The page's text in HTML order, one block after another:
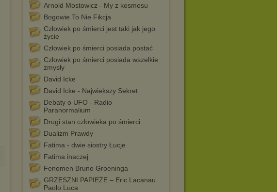
Arnold Mostowicz - My z kosmosu
Bogowie To Nie Fikcja
Człowiek po śmierci jest taki jak jego
życie
Człowiek po śmierci posiada postać
Człowiek po śmierci posiada wszelkie
zmysły
David Icke
David Icke - Najwiekszy Sekret
Debaty o UFO - Radio
Paranormalium
Drugi stan człowieka po śmierci
Dualizm Prawdy
Fatima - dwie siostry Łucje
Fatima inaczej
Fenomen Bruno Groeninga
GRZESZNI PAPIEŻE – Eric Lacanau
Paolo Luca